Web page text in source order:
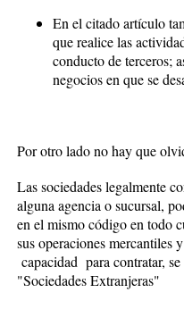
En el citado artículo
que realice las
conducto de terceros;
negocios en que se
Por otro lado no hay que
Las sociedades legalmente
alguna agencia o sucursal,
en el mismo código en todo
sus operaciones mercantiles
capacidad para contratar,
"Sociedades Extranjeras"